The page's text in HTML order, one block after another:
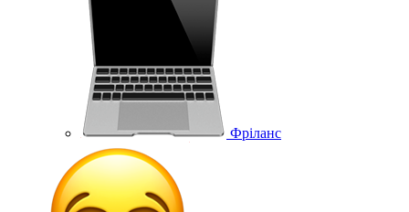
Фріланс